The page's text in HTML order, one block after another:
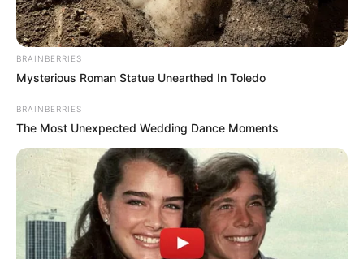
BRAINBERRIES
Mysterious Roman Statue Unearthed In Toledo
BRAINBERRIES
The Most Unexpected Wedding Dance Moments